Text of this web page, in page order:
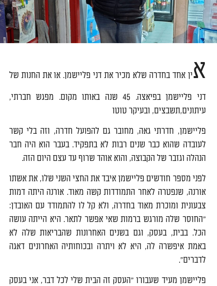
אין אחד בחדרה שלא מכיר את דני פליישמן. או את החנות של
דני פליישמן בפיאצה. 45 שנה באותו מקום. מפגש חברתי,
עיתונים,תשבצים, ובעיקר טוטו
פליישמן, חדרתי גאה, מחובר גם להפועל חדרה, וזה בלי קשר
לעובדה שהוא כבר שנים רבות לא בתפקיד. בעבר הוא היה חבר
הנהלה וגזבר של הקבוצה, והוא אוהד שרוף עד עצם היום הזה.
לפני מספר חודשים פליישמן איבד את החצי השני שלו, את אשתו
אורנה, שנפטרה לאחר התמודדות קשה מאוד. אורנה היתה דמות
צבעונית ומוכרת מאוד בחדרה, ולא קל לו להתמודד עם האובדן:
"החוסר שלה מורגש ברמות שאי אפשר לתאר. היא הייתה עושה
הכל. בבית, בעסק, וגם בשנים האחרונות שהבריאות שלה לא
באמת איפשרה לה, היא לא ויתרה ובכוחותיה האחרונים דאגה
לדברים".
פליישמן מעיד שעבורו "העסק זה הבית שלי לכל דבר, אני בעסק